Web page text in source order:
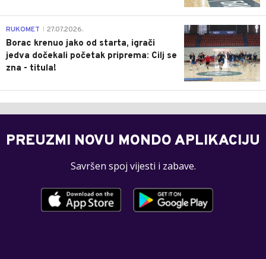
0
RUKOMET 27.07.2026.
Borac krenuo jako od starta, igrači
jedva dočekali početak priprema: Cilj se
zna - titula!
PREUZMI NOVU MONDO APLIKACIJU
Savršen spoj vijesti i zabave.